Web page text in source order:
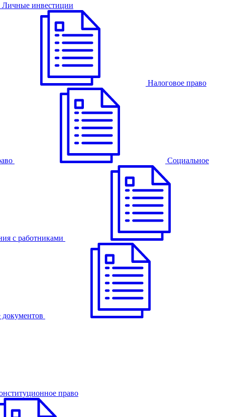
Личные инвестиции
Налоговое право
Cоциальное
с работниками
право